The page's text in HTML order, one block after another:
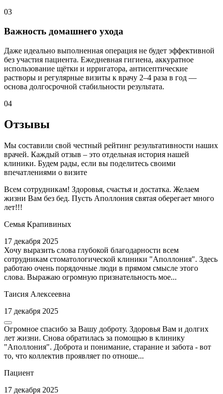
03
Важность домашнего ухода
Даже идеально выполненная операция не будет эффективной
без участия пациента. Ежедневная гигиена, аккуратное
использование щётки и ирригатора, антисептические
растворы и регулярные визиты к врачу 2–4 раза в год —
основа долгосрочной стабильности результата.
04
Отзывы
Мы составили свой честный рейтинг результативности наших
врачей. Каждый отзыв – это отдельная история нашей
клиники. Будем рады, если вы поделитесь своими
впечатлениями о визите
Всем сотрудникам! Здоровья, счастья и достатка. Желаем
жизни Вам без бед. Пусть Аполлония святая оберегает много
лет!!!
Семья Крапивиных
17 декабря 2025
Хочу выразить слова глубокой благодарности всем
сотрудникам стоматологической клиники "Аполлония". Здесь
работаю очень порядочные люди в прямом смысле этого
слова. Выражаю огромную признательность мое...
Таисия Алексеевна
17 декабря 2025
Огромное спасибо за Вашу доброту. Здоровья Вам и долгих
лет жизни. Снова обратилась за помощью в клинику
"Аполлония". Доброта и понимание, старание и забота - вот
то, что коллектив проявляет по отноше...
Пациент
17 декабря 2025